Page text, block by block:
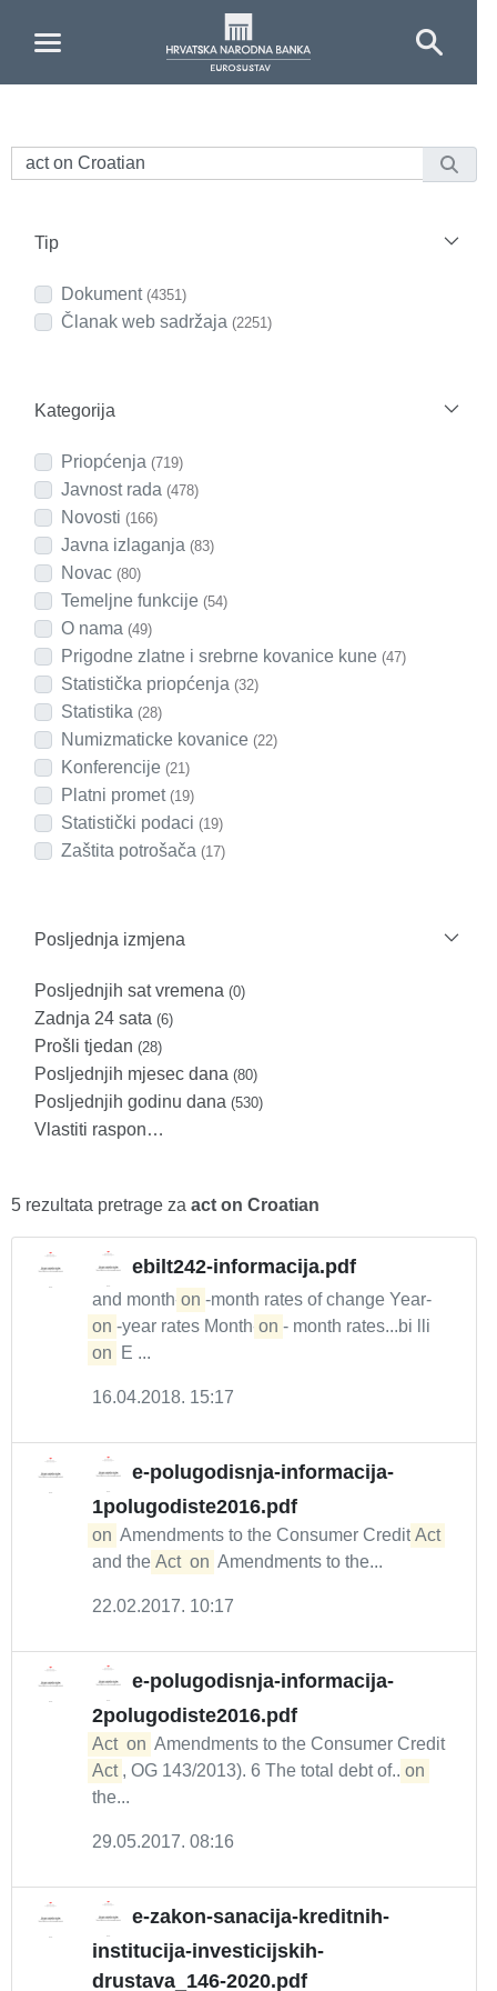
Tip
Dokument (4351)
Članak web sadržaja (2251)
Kategorija
Priopćenja (719)
Javnost rada (478)
Novosti (166)
Javna izlaganja (83)
Novac (80)
Temeljne funkcije (54)
O nama (49)
Prigodne zlatne i srebrne kovanice kune (47)
Statistička priopćenja (32)
Statistika (28)
Numizmaticke kovanice (22)
Konferencije (21)
Platni promet (19)
Statistički podaci (19)
Zaštita potrošača (17)
Posljednja izmjena
Posljednjih sat vremena (0)
Zadnja 24 sata (6)
Prošli tjedan (28)
Posljednjih mjesec dana (80)
Posljednjih godinu dana (530)
Vlastiti raspon…
5 rezultata pretrage za act on Croatian
ebilt242-informacija.pdf
and month- on -month rates of change Year-
on -year rates Month- on - month rates...bi lli
on
E ...
16.04.2018. 15:17
e-polugodisnja-informacija-
1polugodiste2016.pdf
on Amendments to the Consumer Credit Act
and the Act on Amendments to the...
22.02.2017. 10:17
e-polugodisnja-informacija-
2polugodiste2016.pdf
Act on Amendments to the Consumer Credit
Act , OG 143/2013). 6 The total debt of... on
the...
29.05.2017. 08:16
e-zakon-sanacija-kreditnih-
institucija-investicijskih-
drustava_146-2020.pdf